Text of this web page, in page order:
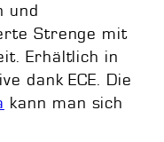
und
Strenge mit
Erhältlich in
dank ECE. Die
kann man sich